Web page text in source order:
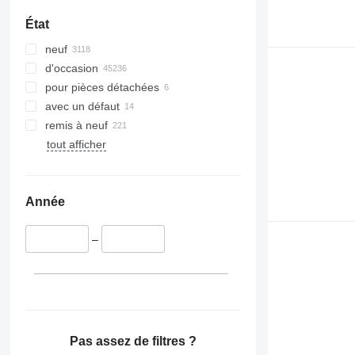
FM 460
FM 480
FM 500
XC90
État
neuf
d'occasion
pour pièces détachées
avec un défaut
remis à neuf
tout afficher
Année
–
Pas assez de filtres ?